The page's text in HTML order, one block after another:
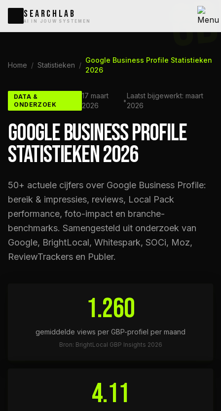
SEARCHLAB
AI IN JOUW SYSTEMEN
Home / Statistieken /
Google Business Profile Statistieken
2026
DATA &
ONDERZOEK
17 maart
2026
•
Laatst bijgewerkt: maart
2026
GOOGLE BUSINESS PROFILE
STATISTIEKEN 2026
50+ actuele cijfers over Google Business Profile:
bereik & impressies, reviews, Local Pack
performance, foto-impact en branche-
benchmarks. Samengesteld uit onderzoek van
Google, BrightLocal, Whitespark, SOCi, Moz,
ReviewTrackers en Publer.
1.260
gemiddelde views per GBP-profiel per maand
Bron: BrightLocal GBP Insights 2026
4.11